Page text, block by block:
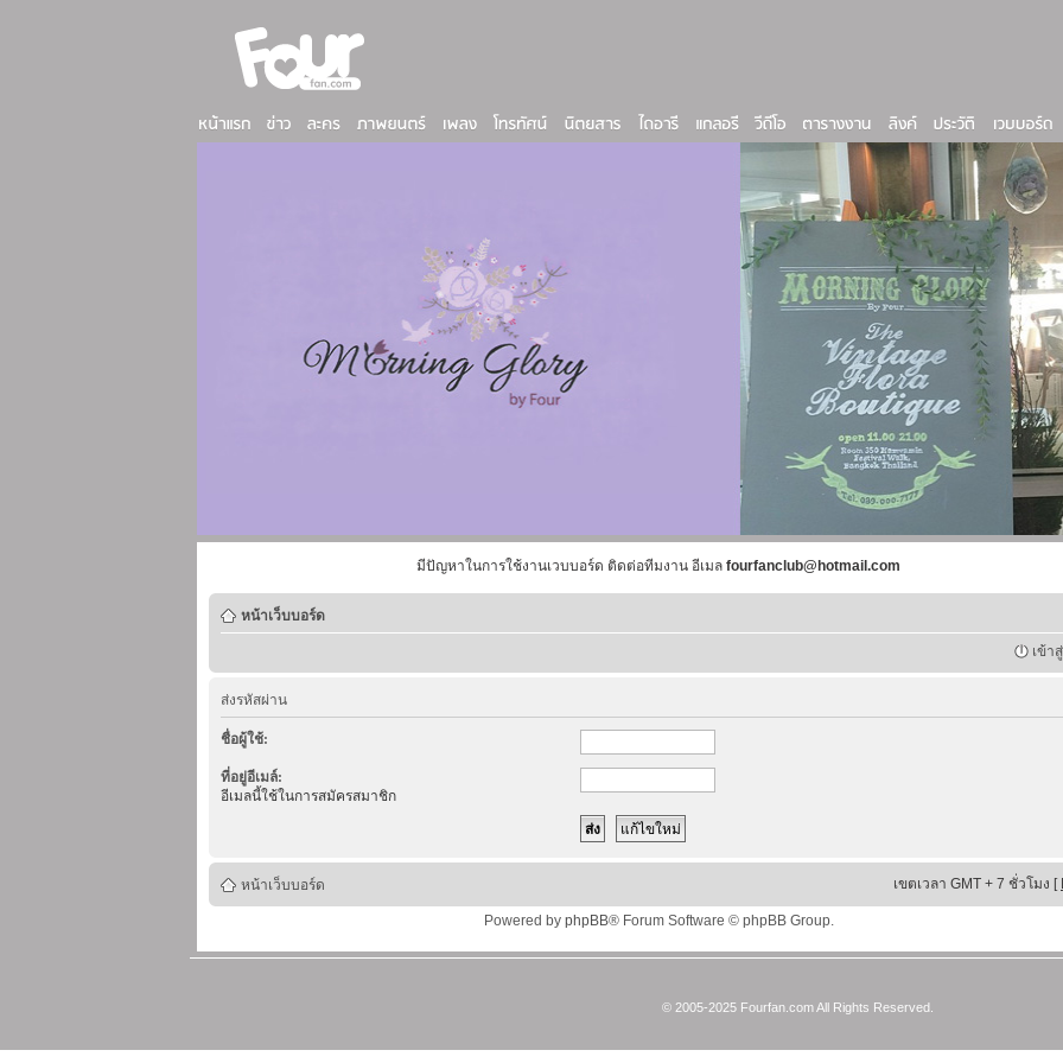
มีปัญหาในการใช้งานเวบบอร์ด ติดต่อทีมงาน อีเมล fourfanclub@hotmail.com
หน้าเว็บบอร์ด
เข้า
ส่งรหัสผ่าน
ชื่อผู้ใช้:
ที่อยู่อีเมล์:
อีเมลนี้ใช้ในการสมัครสมาชิก
หน้าเว็บบอร์ด เขตเวลา GMT + 7 ชั่วโมง [
Powered by phpBB® Forum Software © phpBB Group.
© 2005-2025 Fourfan.com All Rights Reserved.